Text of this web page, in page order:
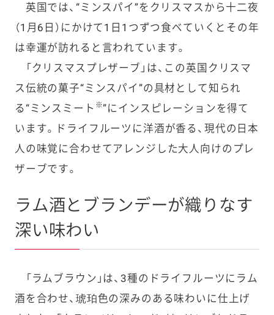
英国では、“ミンスパイ”をクリスマスから十二夜
（1月6日）にかけて1日1つずつ食べていくとその年
は幸運が訪れると言われています。
「クリスマスプレザーブ」は、この英国クリスマ
ス伝統の菓子“ミンスパイ”の具材として知られ
る“ミンスミート ※”にインスピレーションを得て
います。ドライフルーツに洋酒が香る、現代の日本
人の味覚に合わせてアレンジした大人向けのプレ
ザーブです。
ラム酒とブランデーが織りなす
深い味わい
「ラムブラウン」は、3種のドライフルーツにラム
酒を合わせ、琥珀色の深みのある味わいに仕上げ